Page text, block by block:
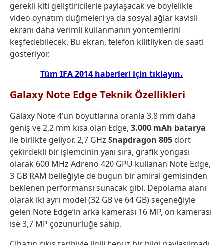
gerekli kiti geliştiricilerle paylaşacak ve böylelikle
video oynatım düğmeleri ya da sosyal ağlar kavisli
ekranı daha verimli kullanmanın yöntemlerini
keşfedebilecek. Bu ekran, telefon kilitliyken de saati
gösteriyor.
Tüm IFA 2014 haberleri için tıklayın.
Galaxy Note Edge Teknik Özellikleri
Galaxy Note 4’ün boyutlarına oranla 3,8 mm daha
geniş ve 2,2 mm kısa olan Edge, 3.000 mAh batarya
ile birlikte geliyor. 2,7 GHz Snapdragon 805 dört
çekirdekli bir işlemcinin yanı sıra, grafik yongası
olarak 600 MHz Adreno 420 GPU kullanan Note Edge,
3 GB RAM belleğiyle de bugün bir amiral gemisinden
beklenen performansı sunacak gibi. Depolama alanı
olarak iki ayrı model (32 GB ve 64 GB) seçeneğiyle
gelen Note Edge’in arka kamerası 16 MP, ön kamerası
ise 3,7 MP çözünürlüğe sahip.